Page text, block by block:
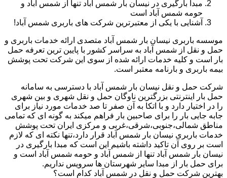
مبدا بارگیری در نیسان بار شمس آباد تنها از شمس آباد و
حومه شمس آباد است
آشنایی با یکی از معتبرترین شرکت های باربری شمس آباد!
موسسه باربری نیسان بار شمس آباد متصدی ارائه خدمات باربری و
حمل و نقل از شمس آباد به سراسر کشور با پایین ترین تعرفه حمل
بار است و کلیه خدمات ارائه شده از سوی این شرکت تحت پوشش
بیمه باربری و بارنامه معتبر است.
شرکت حمل و نقل نیسان بار شمس آباد با دسترسی به سامانه
حمل بار اینترنتی بزرگترین ناوگان حمل و نقل شهری و بین شهری
را در اختیار دارد و با اتکا به آن صفر تا صد خدمات مورد نیاز برای
جابه جایی بار را برای صاحبین بار فراهم میکند به گونه ای که تمامی
مناطق شمالی،جنوبی،شرقی،غربی و مرکزی ایران تحت پوشش
خدمات باربری نیسان بار شمس آباد قرار دارد،تنها نکته ای که لازم
است بر روی آن تاکید داشته باشیم این است که مبدا بارگیری در
نیسان بار شمس آباد تنها از شمس آباد و حومه شمس آباد است و
برای حمل بار از مبدا سایر شهرستان ها سرویس نداریم.
بهترین شرکت حمل و نقل در شمس آباد کدام است؟